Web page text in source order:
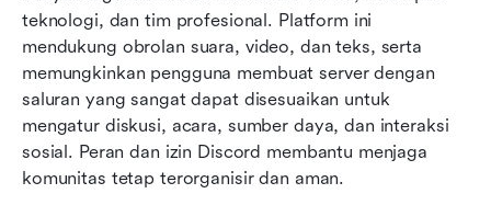
teknologi, dan tim profesional. Platform ini
mendukung obrolan suara, video, dan teks, serta
memungkinkan pengguna membuat server dengan
saluran yang sangat dapat disesuaikan untuk
mengatur diskusi, acara, sumber daya, dan interaksi
sosial. Peran dan izin Discord membantu menjaga
komunitas tetap terorganisir dan aman.